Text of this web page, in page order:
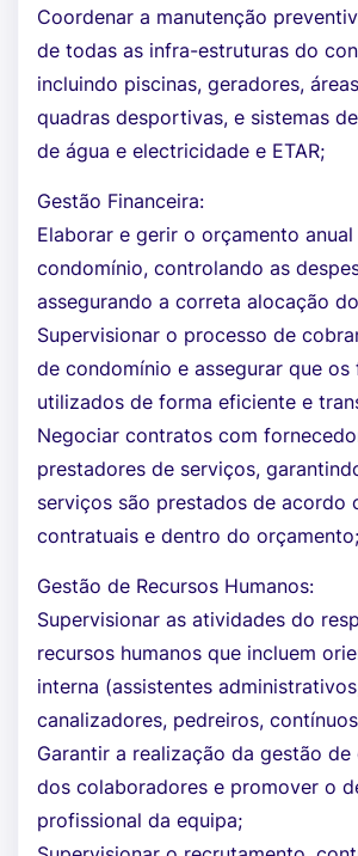
Coordenar a manutenção
de todas as infra-estruturas do
incluindo piscinas, geradores,
quadras desportivas, e sistemas
de água e electricidade e ETAR;
Gestão Financeira:
Elaborar e gerir o orçamento anual
condomínio, controlando as
assegurando a correta alocação
Supervisionar o processo de
de condomínio e assegurar que os
utilizados de forma eficiente e
Negociar contratos com
prestadores de serviços,
serviços são prestados de acordo
contratuais e dentro do orçamento;
Gestão de Recursos Humanos:
Supervisionar as atividades do
recursos humanos que incluem
interna (assistentes
canalizadores, pedreiros,
Garantir a realização da gestão de
dos colaboradores e promover o
profissional da equipa;